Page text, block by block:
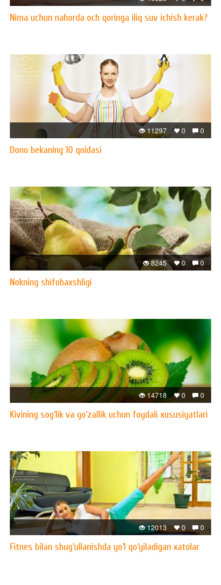
Nima uchun nahorda och qoringa iliq suv ichish kerak?
0
0
11297
Dono bekaning 10 qoidasi
0
0
8245
Nokning shifobaxshligi
0
0
14718
Kivining sog‘lik va go‘zallik uchun foydali xususiyatlari
0
0
12013
Fitnes bilan shug‘ullanishda yo‘l qo‘yiladigan xatolar